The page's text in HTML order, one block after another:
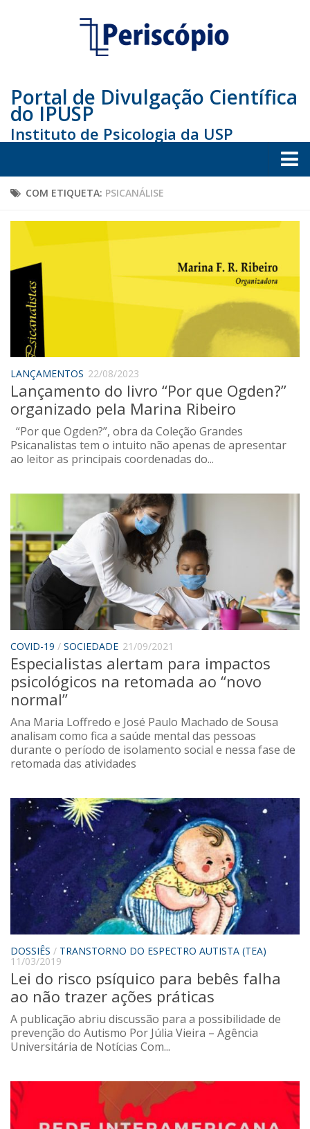
Portal de Divulgação Científica
do IPUSP
Instituto de Psicologia da USP
Home
Educação
Arte e Cultura
Bio
Saúde
Seções
Mural do IP
Perfil
Commentor
Lançamento
Psico-HQ
Alfabetização
Transtorno do Espectro Autista
Contato
Quem somos
Sobre o Portal
COM ETIQUETA: PSICANÁLISE
LANÇAMENTOS 22/08/2023
Lançamento do livro “Por que Ogden?”
organizado pela Marina Ribeiro
“Por que Ogden?”, obra da Coleção Grandes
Psicanalistas tem o intuito não apenas de apresentar
ao leitor as principais coordenadas do...
COVID-19 / SOCIEDADE 21/09/2021
Especialistas alertam para impactos
psicológicos na retomada ao “novo
normal”
Ana Maria Loffredo e José Paulo Machado de Sousa
analisam como fica a saúde mental das pessoas
durante o período de isolamento social e nessa fase de
retomada das atividades
DOSSIÊS / TRANSTORNO DO ESPECTRO AUTISTA (TEA)
11/03/2019
Lei do risco psíquico para bebês falha
ao não trazer ações práticas
A publicação abriu discussão para a possibilidade de
prevenção do Autismo Por Júlia Vieira – Agência
Universitária de Notícias Com...